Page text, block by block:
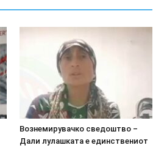
Вознемирувачко сведоштво –
Дали лулашката е единствениот